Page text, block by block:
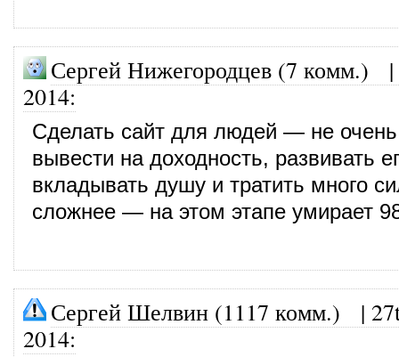
Сергей Нижегородцев (7 комм.) |
2014:
Сделать сайт для людей — не
вывести на доходность, развивать
вкладывать душу и тратить много
сложнее — на этом этапе умирает
Сергей Шелвин (1117 комм.) |
2014: